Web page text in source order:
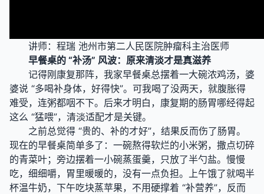
讲师：程瑞 池州市第二人民医院肿瘤科主治医师
早餐桌的 “补汤” 风波：原来清淡才是真滋养
记得刚康复那阵，我家早餐桌总摆着一大碗浓鸡汤，婆
婆说 “多喝补身体，好得快”。可我喝了没两天，就腹胀得
难受，连粥都咽不下。后来才明白，康复期的肠胃哪经得起
这么 “猛喂”，清淡适配才是关键。
之前总觉得 “贵的、补的才好”，结果反而伤了肠胃。
现在的早餐桌简单多了：一碗熬得软烂的小米粥，撒点切碎
的青菜叶；旁边摆着一小碗蒸蛋羹，只放了半勺盐。慢慢
吃，细细嚼，胃里暖暖的，没有一点负担。上午饿了就喝半
杯温牛奶，下午吃块蒸苹果，不用硬撑着 “补营养”，反而